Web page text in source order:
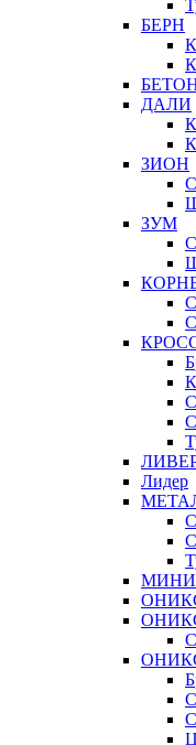
БЕРН
ДАЛИ
ЗИОН
ЗУМ
Лидер